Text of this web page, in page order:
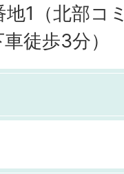
地1（北部コ
徒歩3分）